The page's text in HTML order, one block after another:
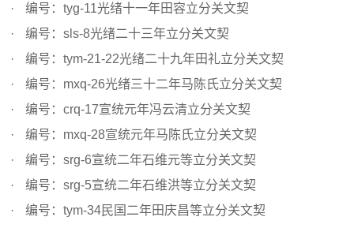
编号：tyg-11光绪十一年田容立分关文契
编号：sls-8光绪二十三年立分关文契
编号：tym-21-22光绪二十九年田礼立分关文契
编号：mxq-26光绪三十二年马陈氏立分关文契
编号：crq-17宣统元年冯云清立分关文契
编号：mxq-28宣统元年马陈氏立分关文契
编号：srg-6宣统二年石维元等立分关文契
编号：srg-5宣统二年石维洪等立分关文契
编号：tym-34民国二年田庆昌等立分关文契